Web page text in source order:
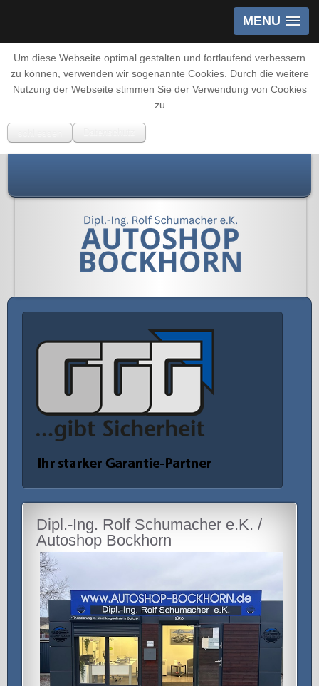
MENU
Um diese Webseite optimal gestalten und fortlaufend verbessern
zu können, verwenden wir sogenannte Cookies. Durch die weitere
Nutzung der Webseite stimmen Sie der Verwendung von Cookies
zu
Dipl.-Ing. Rolf Schumacher e.K. /
Autoshop Bockhorn